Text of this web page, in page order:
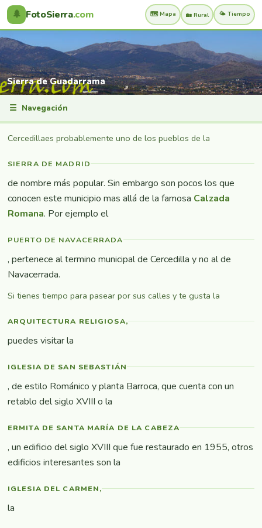
🌲 FotoSierra.com 🗺️ Mapa 🏡 Rural 🌤️ Tiempo
Sierra de Guadarrama
☰ Navegación
Cercedillaes probablemente uno de los pueblos de la
SIERRA DE MADRID
de nombre más popular. Sin embargo son pocos los que
conocen este municipio mas allá de la famosa Calzada
Romana. Por ejemplo el
PUERTO DE NAVACERRADA
, pertenece al termino municipal de Cercedilla y no al de
Navacerrada.
Si tienes tiempo para pasear por sus calles y te gusta la
ARQUITECTURA RELIGIOSA,
puedes visitar la
IGLESIA DE SAN SEBASTIÁN
, de estilo Románico y planta Barroca, que cuenta con un
retablo del siglo XVIII o la
ERMITA DE SANTA MARÍA DE LA CABEZA
, un edificio del siglo XVIII que fue restaurado en 1955, otros
edificios interesantes son la
IGLESIA DEL CARMEN,
la